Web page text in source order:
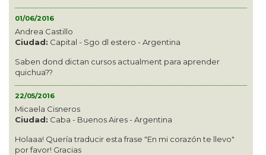
01/06/2016
Andrea Castillo
Ciudad: Capital - Sgo dl estero - Argentina
Saben dond dictan cursos actualment para aprender
quichua??
22/05/2016
Micaela Cisneros
Ciudad: Caba - Buenos Aires - Argentina
Holaaa! Quería traducir esta frase "En mi corazón te llevo"
por favor! Gracias